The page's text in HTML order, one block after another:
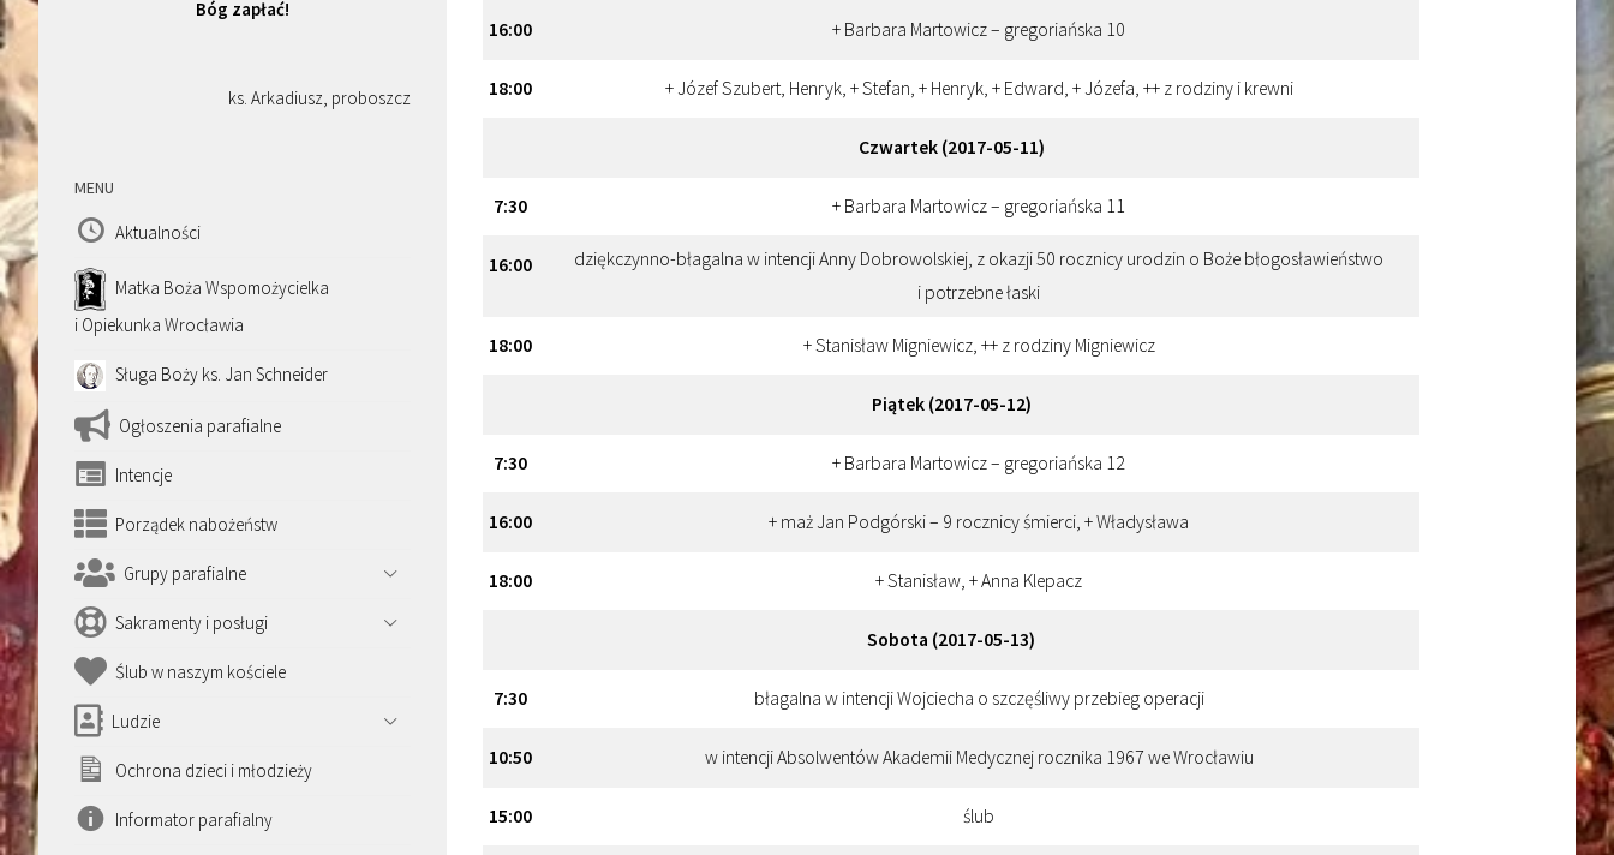
16:00 + Barbara Martowicz – gregoriańska 10
18:00 + Józef Szubert, Henryk, + Stefan, + Henryk, + Edward, + Józefa, ++ z rodziny i krewni
Czwartek (2017-05-11)
7:30 + Barbara Martowicz – gregoriańska 11
16:00
dziękczynno-błagalna w intencji Anny Dobrowolskiej, z okazji 50 rocznicy urodzin o Boże błogosławieństwo
i potrzebne łaski
18:00 + Stanisław Migniewicz, ++ z rodziny Migniewicz
Piątek (2017-05-12)
7:30 + Barbara Martowicz – gregoriańska 12
16:00 + maż Jan Podgórski – 9 rocznicy śmierci, + Władysława
18:00 + Stanisław, + Anna Klepacz
Sobota (2017-05-13)
7:30 błagalna w intencji Wojciecha o szczęśliwy przebieg operacji
10:50 w intencji Absolwentów Akademii Medycznej rocznika 1967 we Wrocławiu
15:00 ślub
Bóg zapłać!
ks. Arkadiusz, proboszcz
MENU
Aktualności
Matka Boża Wspomożycielka
i Opiekunka Wrocławia
Sługa Boży ks. Jan Schneider
Ogłoszenia parafialne
Intencje
Porządek nabożeństw
Grupy parafialne
Sakramenty i posługi
Ślub w naszym kościele
Ludzie
Ochrona dzieci i młodzieży
Informator parafialny